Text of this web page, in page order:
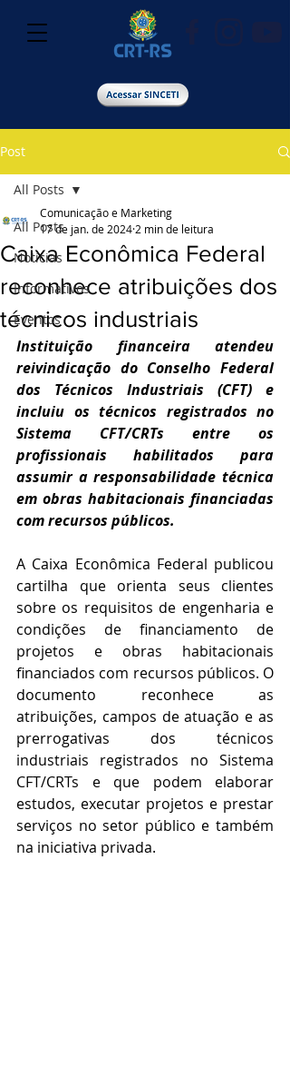
Post
All Posts
Notícias
Informativos
Eventos
All Posts
Caixa Econômica Federal
reconhece atribuições dos
técnicos industriais
Comunicação e Marketing
17 de jan. de 2024 2 min de leitura
Instituição financeira atendeu
reivindicação do Conselho Federal
dos Técnicos Industriais (CFT) e
incluiu os técnicos registrados no
Sistema CFT/CRTs entre os
profissionais habilitados para
assumir a responsabilidade técnica
em obras habitacionais financiadas
com recursos públicos.
A Caixa Econômica Federal publicou
cartilha que orienta seus clientes
sobre os requisitos de engenharia e
condições de financiamento de
projetos e obras habitacionais
financiados com recursos públicos. O
documento reconhece as
atribuições, campos de atuação e as
prerrogativas dos técnicos
industriais registrados no Sistema
CFT/CRTs e que podem elaborar
estudos, executar projetos e prestar
serviços no setor público e também
na iniciativa privada.